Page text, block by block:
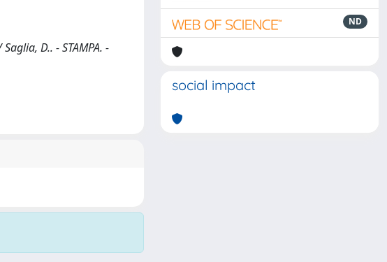
D.. - STAMPA. -
ND
social impact